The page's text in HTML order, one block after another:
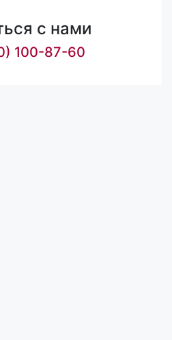
с нами
100-87-60